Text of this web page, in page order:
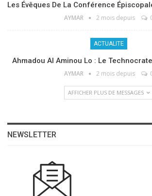
Les Évêques De La Conférence
AYMAR 2 mois depuis
ACTUALITE
Ahmadou Al Aminou Lo : Le
AYMAR 2 mois depuis
AFFICHER PLUS DE MESSAGES
NEWSLETTER